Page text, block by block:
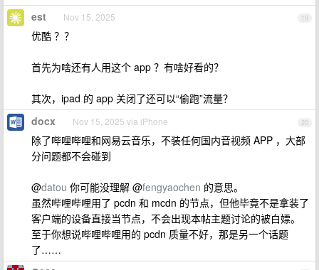
19
est Nov 15, 2025
优酷 ？？
首先为啥还有人用这个 app ？有啥好看的？
其次，ipad 的 app 关闭了还可以“偷跑”流量？
20
docx Nov 15, 2025 via iPhone
除了哔哩哔哩和网易云音乐，不装任何国内音视频 APP ，大部
分问题都不会碰到
@datou 你可能没理解 @fengyaochen 的意思。
虽然哔哩哔哩用了 pcdn 和 mcdn 的节点，但他毕竟不是拿装了
客户端的设备直接当节点，不会出现本帖主题讨论的被白嫖。
至于你想说哔哩哔哩用的 pcdn 质量不好，那是另一个话题
了……